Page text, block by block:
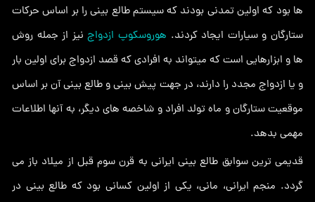
ها بود که اولین تمدنی بودند که سیستم طالع بینی را بر اساس حرکات
ستارگان و سیارات ایجاد کردند. هوروسکوپ ازدواجنیز از جمله روش
ها و ابزارهایی است که میتواند به افرادی که قصد ازدواج برای اولین بار
و یا ازدواج مجدد را دارند، در جهت پیش بینی و طالع بینی آن بر اساس
موقعیت ستارگان و ماه تولد افراد و شاخصه های دیگر، به آنها اطلاعات
مهمی بدهد.
قدیمی ترین سوابق طالع بینی ایرانی به قرن سوم قبل از میلاد باز می
گردد. منجم ایرانی، مانی، یکی از اولین کسانی بود که طالع بینی در